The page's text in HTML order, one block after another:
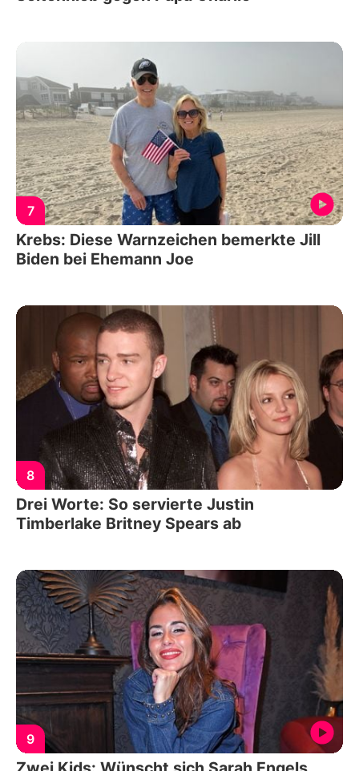
7
Krebs: Diese Warnzeichen bemerkte Jill
Biden bei Ehemann Joe
8
Drei Worte: So servierte Justin
Timberlake Britney Spears ab
9